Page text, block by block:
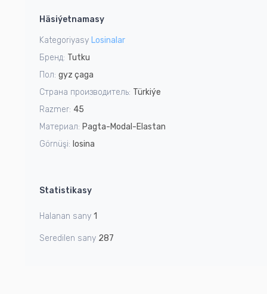
1
Häsiýetnamasy
Kategoriyasy Losinalar
Бренд: Tutku
Пол: gyz çaga
Страна производитель: Türkiýe
Razmer: 45
Материал: Pagta-Modal-Elastan
Görnüşi: losina
Statistikasy
Halanan sany 1
Seredilen sany 287